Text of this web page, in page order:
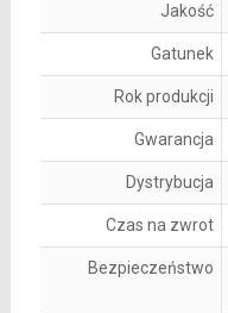
Jakość
Gatunek
Rok produkcji
Gwarancja
Dystrybucja
Czas na zwrot
Bezpieczeństwo